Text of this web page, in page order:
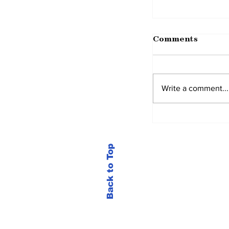
Comments
Write a comment...
Back to Top